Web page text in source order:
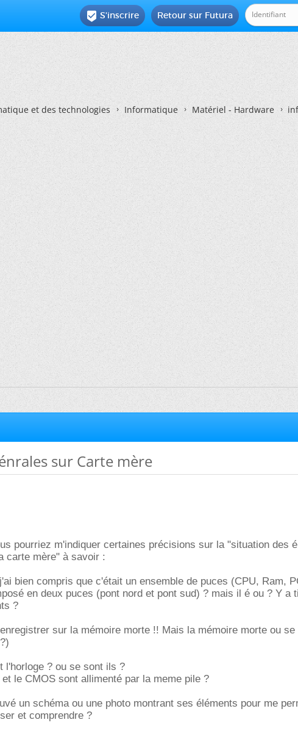
Retour sur Futura
 S'inscrire
et des technologies Informatique Matériel - Hardware
sur Carte mère
pourriez m'indiquer certaines précisions sur la "situation des
carte mère" à savoir :
bien compris que c'était un ensemble de puces (CPU, Ram,
en deux puces (pont nord et pont sud) ? mais il é ou ? Y a
?
sur la mémoire morte !! Mais la mémoire morte ou
l'horloge ? ou se sont ils ?
le CMOS sont allimenté par la meme pile ?
un schéma ou une photo montrant ses éléments pour me
et comprendre ?